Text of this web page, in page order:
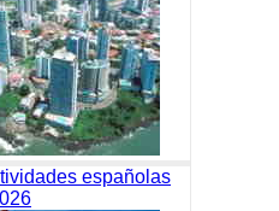
españolas